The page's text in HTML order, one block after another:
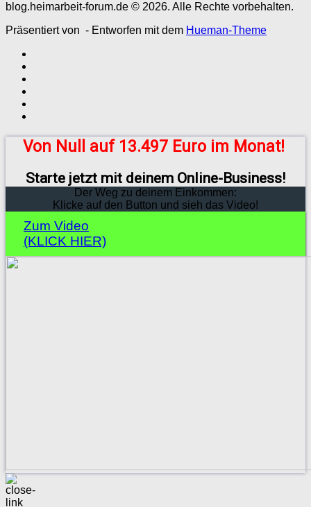
blog.heimarbeit-forum.de © 2026. Alle Rechte vorbehalten.
Präsentiert von - Entworfen mit dem Hueman-Theme
Von Null auf 13.497 Euro im Monat!
Starte jetzt mit deinem Online-Business!
Der Weg zu deinem Einkommen:
Klicke auf den Button und sieh das Video!
Zum Video
(KLICK HIER)